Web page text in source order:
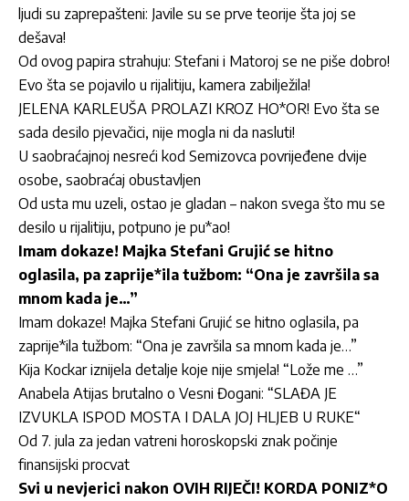
ljudi su zaprepašteni: Javile su se prve teorije šta joj se
dešava!
Od ovog papira strahuju: Stefani i Matoroj se ne piše dobro!
Evo šta se pojavilo u rijalitiju, kamera zabilježila!
JELENA KARLEUŠA PROLAZI KROZ HO*OR! Evo šta se
sada desilo pjevačici, nije mogla ni da nasluti!
U saobraćajnoj nesreći kod Semizovca povrijeđene dvije
osobe, saobraćaj obustavljen
Od usta mu uzeli, ostao je gladan – nakon svega što mu se
desilo u rijalitiju, potpuno je pu*ao!
Imam dokaze! Majka Stefani Grujić se hitno
oglasila, pa zaprije*ila tužbom: “Ona je završila sa
mnom kada je…”
Imam dokaze! Majka Stefani Grujić se hitno oglasila, pa
zaprije*ila tužbom: “Ona je završila sa mnom kada je…”
Kija Kockar iznijela detalje koje nije smjela! “Lože me …”
Anabela Atijas brutalno o Vesni Đogani: “SLAĐA JE
IZVUKLA ISPOD MOSTA I DALA JOJ HLJEB U RUKE“
Od 7. jula za jedan vatreni horoskopski znak počinje
finansijski procvat
Svi u nevjerici nakon OVIH RIJEČI! KORDA PONIZ*O